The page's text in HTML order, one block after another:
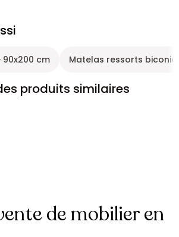
cm Matelas ressorts
produits similaires
de mobilier en